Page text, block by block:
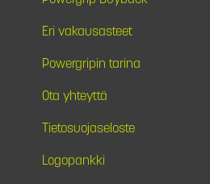
Eri vakausasteet
Powergripin tarina
Ota yhteyttä
Tietosuojaseloste
Logopankki